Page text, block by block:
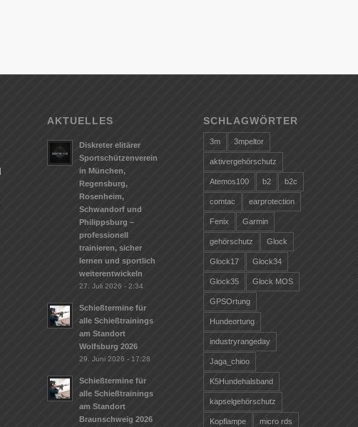
AKTUELLES
Diskreter elitärer
Sportschützenverein
in München,
Regensburg,
Rosenheim,
Schwandorf und
Philippsburg –
professionell
trainieren, sicher
lernen und sportlich
weiterentwickeln
27. Juli 2026 - 2:34
Schießtermine für
alle Schießtrainings
am Standort
Wolfsburg 2026
29. Juni 2026 - 17:28
Schießtermine für
alle Schießtrainings
am Standort
Braunschweig 2026
SCHLAGWÖRTER
3m 3mpeltor
aktivergehörschutz
Atemos100 b2 b2c
comtac earprotection
Fenix Garmin
gehörschutz Glock
Glock17 Glock34
Glock35 Glock MOS
GPSOrtung
Hundeortung
industryrangeday
Jaga_chioo
K5Hundehalsband
kapselgehörschutz
Kopflampe micro rds